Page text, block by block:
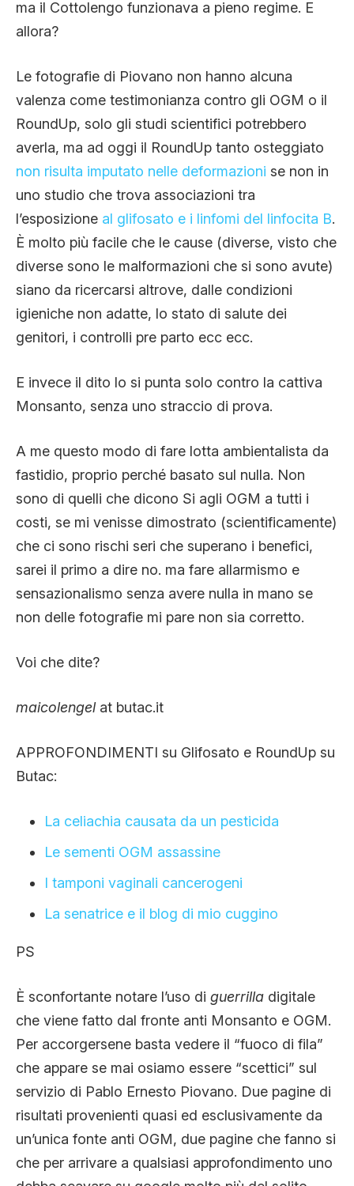
ma il Cottolengo funzionava a pieno regime. E
allora?
Le fotografie di Piovano non hanno alcuna
valenza come testimonianza contro gli OGM o il
RoundUp, solo gli studi scientifici potrebbero
averla, ma ad oggi il RoundUp tanto osteggiato
non risulta imputato nelle deformazioni se non in
uno studio che trova associazioni tra
l’esposizione al glifosato e i linfomi del linfocita B.
È molto più facile che le cause (diverse, visto che
diverse sono le malformazioni che si sono avute)
siano da ricercarsi altrove, dalle condizioni
igieniche non adatte, lo stato di salute dei
genitori, i controlli pre parto ecc ecc.
E invece il dito lo si punta solo contro la cattiva
Monsanto, senza uno straccio di prova.
A me questo modo di fare lotta ambientalista da
fastidio, proprio perché basato sul nulla. Non
sono di quelli che dicono Si agli OGM a tutti i
costi, se mi venisse dimostrato (scientificamente)
che ci sono rischi seri che superano i benefici,
sarei il primo a dire no. ma fare allarmismo e
sensazionalismo senza avere nulla in mano se
non delle fotografie mi pare non sia corretto.
Voi che dite?
maicolengelat butac.it
APPROFONDIMENTI su Glifosato e RoundUp su
Butac:
La celiachia causata da un pesticida
Le sementi OGM assassine
I tamponi vaginali cancerogeni
La senatrice e il blog di mio cuggino
PS
È sconfortante notare l’uso di guerrilla digitale
che viene fatto dal fronte anti Monsanto e OGM.
Per accorgersene basta vedere il “fuoco di fila”
che appare se mai osiamo essere “scettici” sul
servizio di Pablo Ernesto Piovano. Due pagine di
risultati provenienti quasi ed esclusivamente da
un’unica fonte anti OGM, due pagine che fanno si
che per arrivare a qualsiasi approfondimento uno